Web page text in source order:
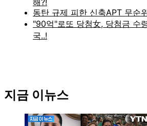
지금 이뉴스